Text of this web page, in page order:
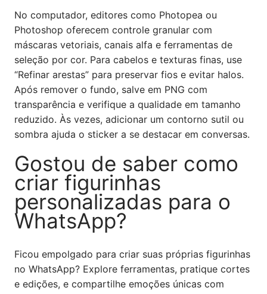
No computador, editores como Photopea ou
Photoshop oferecem controle granular com
máscaras vetoriais, canais alfa e ferramentas de
seleção por cor. Para cabelos e texturas finas, use
“Refinar arestas” para preservar fios e evitar halos.
Após remover o fundo, salve em PNG com
transparência e verifique a qualidade em tamanho
reduzido. Às vezes, adicionar um contorno sutil ou
sombra ajuda o sticker a se destacar em conversas.
Gostou de saber como
criar figurinhas
personalizadas para o
WhatsApp?
Ficou empolgado para criar suas próprias figurinhas
no WhatsApp? Explore ferramentas, pratique cortes
e edições, e compartilhe emoções únicas com